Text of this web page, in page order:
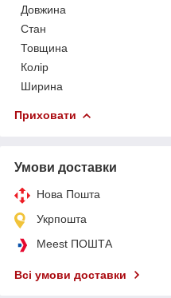
Довжина
Стан
Товщина
Колір
Ширина
Приховати
Умови доставки
Нова Пошта
Укрпошта
Meest ПОШТА
Всі умови доставки